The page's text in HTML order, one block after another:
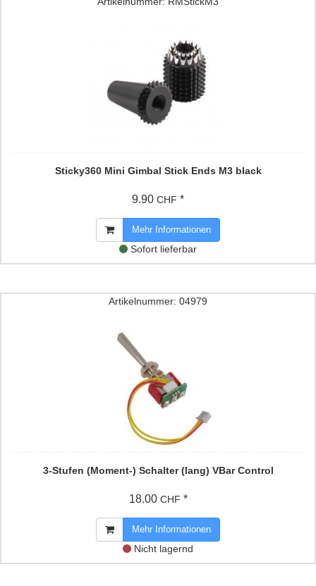
Sticky360 Mini Gimbal Stick Ends M3 black
9.90 CHF *
Mehr Informationen
Sofort lieferbar
Artikelnummer: 04979
3-Stufen (Moment-) Schalter (lang) VBar Control
18.00 CHF *
Mehr Informationen
Nicht lagernd